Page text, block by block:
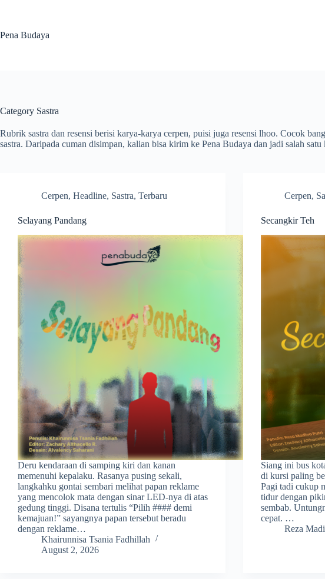
Pena Budaya
Category Sastra
Rubrik sastra dan resensi berisi karya-karya cerpen, puisi juga resensi lhoo. Cocok
sastra. Daripada cuman disimpan, kalian bisa kirim ke Pena Budaya dan jadi salah
Cerpen, Headline, Sastra, Terbaru
Selayang Pandang
Deru kendaraan di samping kiri dan kanan
memenuhi kepalaku. Rasanya pusing sekali,
langkahku gontai sembari melihat papan reklame
yang mencolok mata dengan sinar LED-nya di atas
gedung tinggi. Disana tertulis “Pilih #### demi
kemajuan!” sayangnya papan tersebut beradu
dengan reklame…
Khairunnisa Tsania Fadhillah
August 2, 2026
Cerpen,
Secangkir Teh
Siang ini bus
di kursi paling
Pagi tadi cukup
tidur dengan
sembab.
cepat. …
Reza